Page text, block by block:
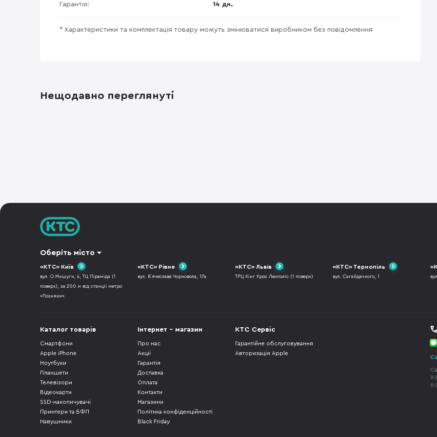
Гарантія: 14 дн.
* Характеристики та комплектація товару можуть змінюватися виробником без повідомлення
Нещодавно переглянуті
Оберіть місто
«КТС» Київ
вул. О.Мишуги, 4, ТЦ Піраміда (1
поверх), за 200 м від станції метро
«Позняки».
«КТС» Рівне
вул. В`ячеслава Чорновола, 17а
«КТС» Львів
ТРЦ Кінг Крос Леополіс (1 поверх)
«КТС» Тернопіль
вул. Сагайдачного, 1
Каталог товарів
Смартфони
Apple iPhone
Ноутбуки
Планшети
Телевізори
Відеокарти
SSD-накопичувачі
Принтери та БФП
Навушники
Інтернет - магазин
Про нас
Акції
Гарантія
Доставка
Оплата
Контакти
Магазини
Політика конфіденційності
Black Friday
КТС Сервіс
Гарантійне обслуговування
Авторизація Apple